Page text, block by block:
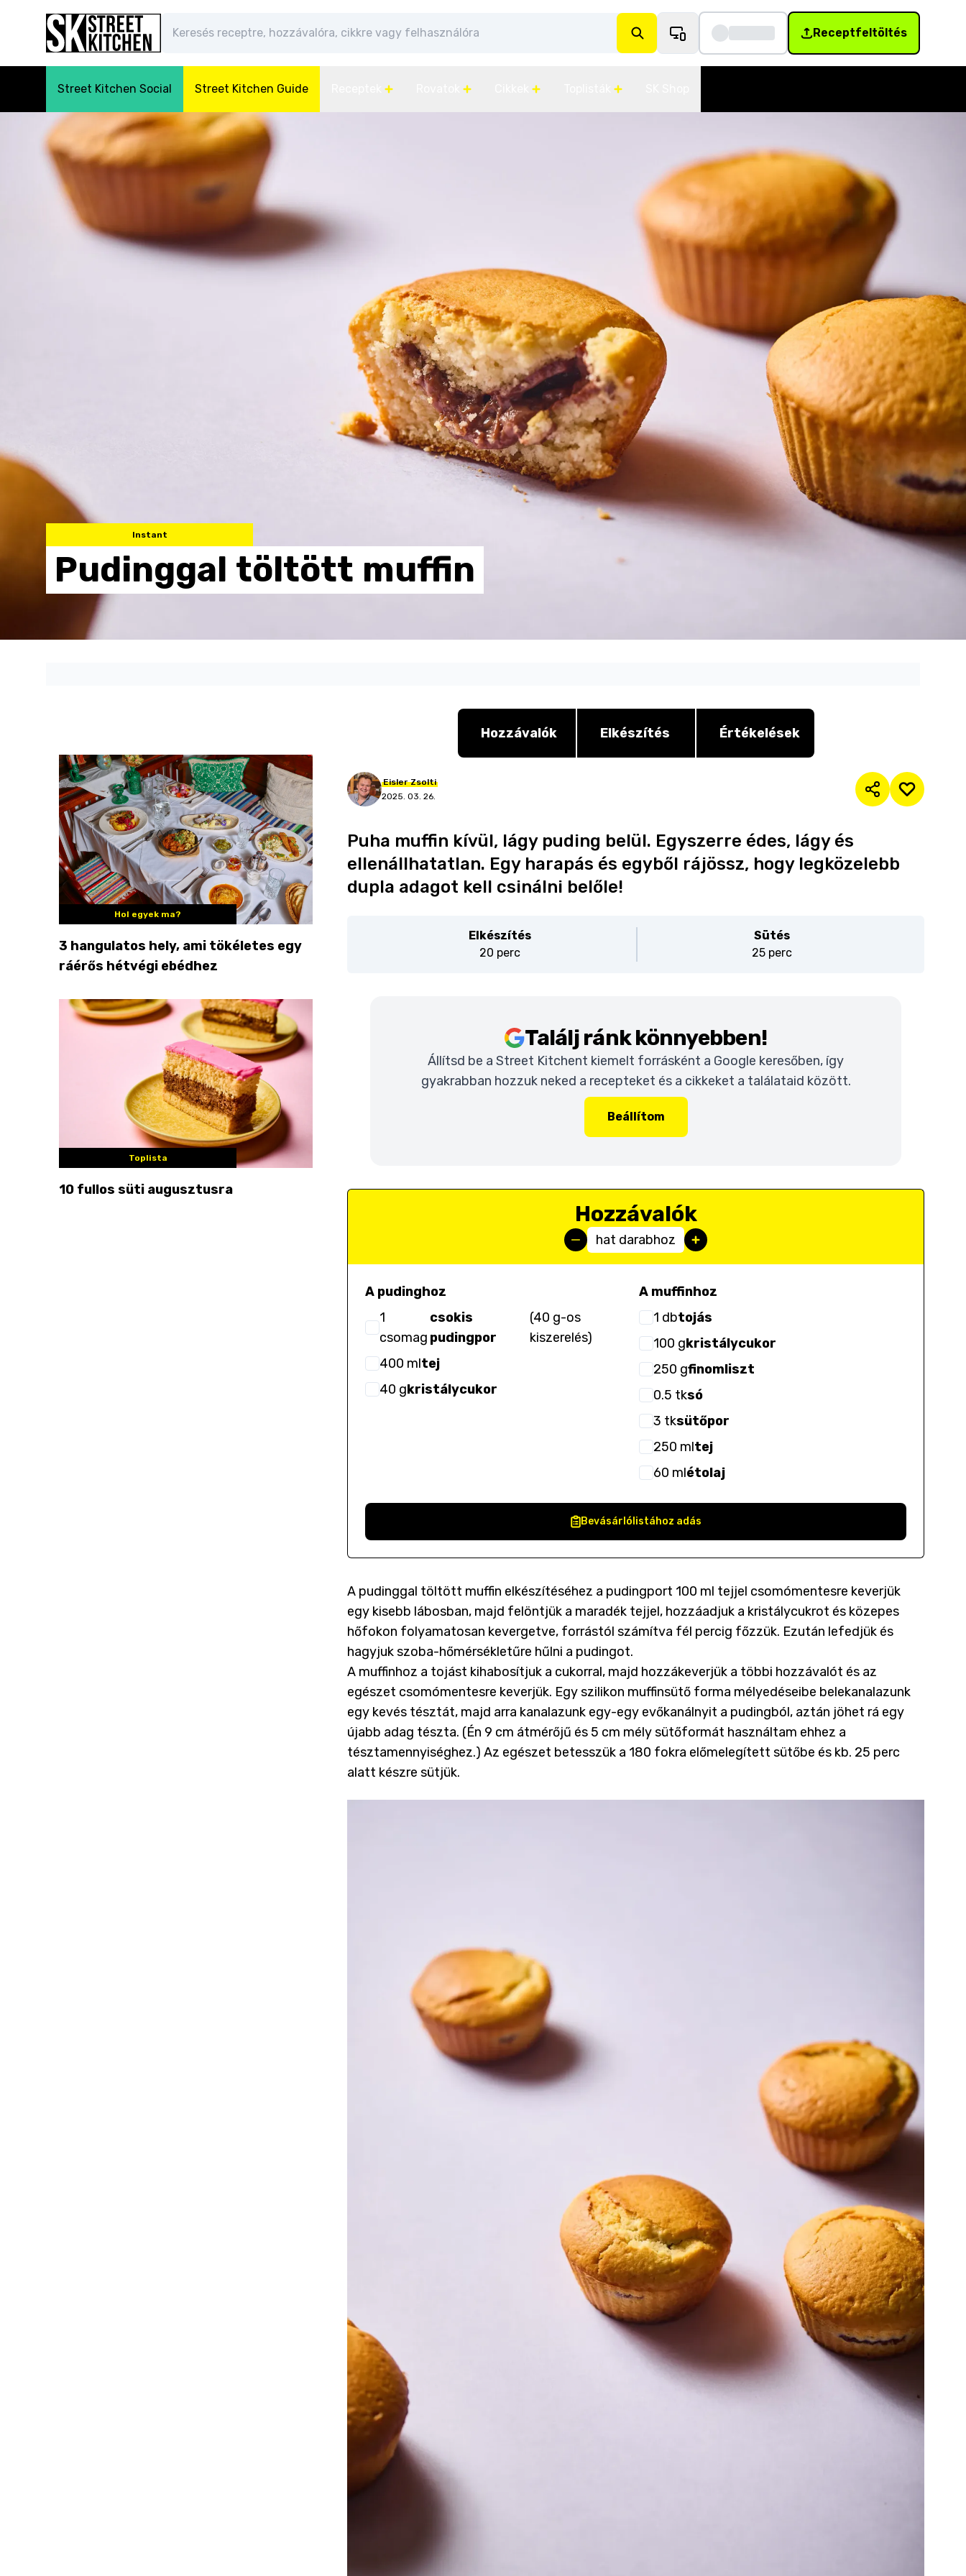
Receptfeltöltés
Street Kitchen Social Street Kitchen Guide
Instant
Pudinggal töltött muffin
Hol egyek ma?
3 hangulatos hely, ami tökéletes egy
ráérős hétvégi ebédhez
Toplista
10 fullos süti augusztusra
Hozzávalók Elkészítés Értékelések
Eisler Zsolti
2025. 03. 26.
Puha muffin kívül, lágy puding belül. Egyszerre édes, lágy és
ellenállhatatlan. Egy harapás és egyből rájössz, hogy legközelebb
dupla adagot kell csinálni belőle!
Elkészítés
20 perc
Sütés
25 perc
Találj ránk könnyebben!
Állítsd be a Street Kitchent kiemelt forrásként a Google keresőben, így
gyakrabban hozzuk neked a recepteket és a cikkeket a találataid között.
Beállítom
Hozzávalók
hat darabhoz
A pudinghoz
1
csomag
csokis
pudingpor
(40 g-os
kiszerelés)
400 mltej
40 gkristálycukor
A muffinhoz
1 dbtojás
100 gkristálycukor
250 gfinomliszt
0.5 tksó
3 tksütőpor
250 mltej
60 mlétolaj
Bevásárlólistához adás
A pudinggal töltött muffin elkészítéséhez a pudingport 100 ml tejjel csomómentesre keverjük
egy kisebb lábosban, majd felöntjük a maradék tejjel, hozzáadjuk a kristálycukrot és közepes
hőfokon folyamatosan kevergetve, forrástól számítva fél percig főzzük. Ezután lefedjük és
hagyjuk szoba-hőmérsékletűre hűlni a pudingot.
A muffinhoz a tojást kihabosítjuk a cukorral, majd hozzákeverjük a többi hozzávalót és az
egészet csomómentesre keverjük. Egy szilikon muffinsütő forma mélyedéseibe belekanalazunk
egy kevés tésztát, majd arra kanalazunk egy-egy evőkanálnyit a pudingból, aztán jöhet rá egy
újabb adag tészta. (Én 9 cm átmérőjű és 5 cm mély sütőformát használtam ehhez a
tésztamennyiséghez.) Az egészet betesszük a 180 fokra előmelegített sütőbe és kb. 25 perc
alatt készre sütjük.